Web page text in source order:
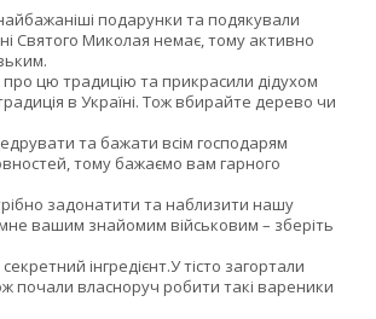
подарунки та подякували
Святого Миколая немає, тому активно
про цю традицію та прикрасили дідухом
в Україні. Тож вбирайте дерево чи
та бажати всім господарям
тому бажаємо вам гарного
задонатити та наблизити нашу
вашим знайомим військовим – зберіть
інгредієнт.У тісто загортали
почали власноруч робити такі вареники